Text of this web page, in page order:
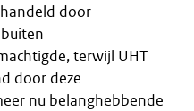
door
terwijl UHT
door deze
nu belanghebbende